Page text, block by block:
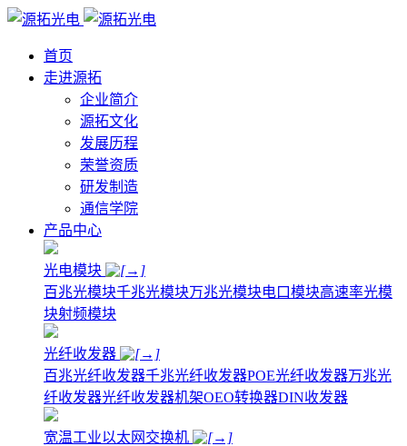
首页
走进源拓
企业简介
源拓文化
发展历程
荣誉资质
研发制造
通信学院
产品中心
光电模块
百兆光模块千兆光模块万兆光模块电口模块高速率光模
块射频模块
光纤收发器
百兆光纤收发器千兆光纤收发器POE光纤收发器万兆光
纤收发器光纤收发器机架OEO转换器DIN收发器
宽温工业以太网交换机